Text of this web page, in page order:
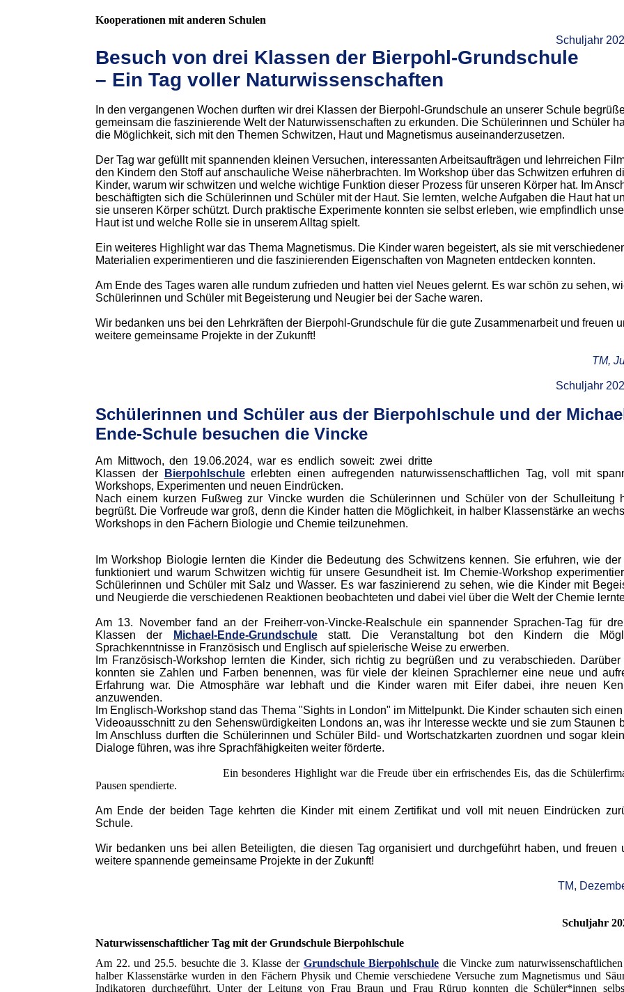
Kooperationen mit anderen Schulen
Schuljahr
Besuch von drei Klassen der Bierpohl-Grundschule
– Ein Tag voller Naturwissenschaften
In den vergangenen Wochen durften wir drei Klassen der Bierpohl-Grundschule an unserer Schule
gemeinsam die faszinierende Welt der Naturwissenschaften zu erkunden. Die Schülerinnen und Schüler
die Möglichkeit, sich mit den Themen Schwitzen, Haut und Magnetismus auseinanderzusetzen.
Der Tag war gefüllt mit spannenden kleinen Versuchen, interessanten Arbeitsaufträgen und lehrreichen
den Kindern den Stoff auf anschauliche Weise näherbrachten. Im Workshop über das Schwitzen erfuhren
Kinder, warum wir schwitzen und welche wichtige Funktion dieser Prozess für unseren Körper hat. Im
beschäftigten sich die Schülerinnen und Schüler mit der Haut. Sie lernten, welche Aufgaben die Haut hat
sie unseren Körper schützt. Durch praktische Experimente konnten sie selbst erleben, wie empfindlich
Haut ist und welche Rolle sie in unserem Alltag spielt.
Ein weiteres Highlight war das Thema Magnetismus. Die Kinder waren begeistert, als sie mit
Materialien experimentieren und die faszinierenden Eigenschaften von Magneten entdecken konnten.
Am Ende des Tages waren alle rundum zufrieden und hatten viel Neues gelernt. Es war schön zu sehen,
Schülerinnen und Schüler mit Begeisterung und Neugier bei der Sache waren.
Wir bedanken uns bei den Lehrkräften der Bierpohl-Grundschule für die gute Zusammenarbeit und freuen
weitere gemeinsame Projekte in der Zukunft!
TM,
Schuljahr
Schülerinnen und Schüler aus der Bierpohlschule und der
Ende-Schule besuchen die Vincke
Am Mittwoch, den 19.06.2024, war es endlich soweit: zwei dritte
Klassen der
Bierpohlschule erlebten einen aufregenden naturwissenschaftlichen Tag, voll mit
Workshops, Experimenten und neuen Eindrücken.
Nach einem kurzen Fußweg zur Vincke wurden die Schülerinnen und Schüler von der Schulleitung
begrüßt. Die Vorfreude war groß, denn die Kinder hatten die Möglichkeit, in halber Klassenstärke an
Workshops in den Fächern Biologie und Chemie teilzunehmen.
Im Workshop Biologie lernten die Kinder die Bedeutung des Schwitzens kennen. Sie erfuhren, wie der
funktioniert und warum Schwitzen wichtig für unsere Gesundheit ist. Im Chemie-Workshop
Schülerinnen und Schüler mit Salz und Wasser. Es war faszinierend zu sehen, wie die Kinder mit
und Neugierde die verschiedenen Reaktionen beobachteten und dabei viel über die Welt der Chemie
Am 13. November fand an der Freiherr-von-Vincke-Realschule ein spannender Sprachen-Tag für
Klassen der
Michael-Ende-Grundschulestatt. Die Veranstaltung bot den Kindern die
Sprachkenntnisse in Französisch und Englisch auf spielerische Weise zu erwerben.
Im Französisch-Workshop lernten die Kinder, sich richtig zu begrüßen und zu verabschieden.
konnten sie Zahlen und Farben benennen, was für viele der kleinen Sprachlerner eine neue und
Erfahrung war. Die Atmosphäre war lebhaft und die Kinder waren mit Eifer dabei, ihre neuen
anzuwenden.
Im Englisch-Workshop stand das Thema "Sights in London" im Mittelpunkt. Die Kinder schauten sich
Videoausschnitt zu den Sehenswürdigkeiten Londons an, was ihr Interesse weckte und sie zum Staunen
Im Anschluss durften die Schülerinnen und Schüler Bild- und Wortschatzkarten zuordnen und sogar
Dialoge führen, was ihre Sprachfähigkeiten weiter förderte.
Ein besonderes Highlight war die Freude über ein erfrischendes Eis, das die
Pausen spendierte.
Am Ende der beiden Tage kehrten die Kinder mit einem Zertifikat und voll mit neuen Eindrücken
Schule.
Wir bedanken uns bei allen Beteiligten, die diesen Tag organisiert und durchgeführt haben, und freuen
weitere spannende gemeinsame Projekte in der Zukunft!
TM,
Schuljahr
Naturwissenschaftlicher Tag mit der Grundschule Bierpohlschule
Am 22. und 25.5. besuchte die 3. Klasse der Grundschule Bierpohlschule die Vincke zum
halber Klassenstärke wurden in den Fächern Physik und Chemie verschiedene Versuche zum Magnetismus und
Indikatoren durchgeführt. Unter der Leitung von Frau Braun und Frau Rürup konnten die Schüler*innen